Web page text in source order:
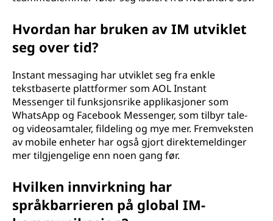
Hvordan har bruken av IM utviklet
seg over tid?
Instant messaging har utviklet seg fra enkle
tekstbaserte plattformer som AOL Instant
Messenger til funksjonsrike applikasjoner som
WhatsApp og Facebook Messenger, som tilbyr tale-
og videosamtaler, fildeling og mye mer. Fremveksten
av mobile enheter har også gjort direktemeldinger
mer tilgjengelige enn noen gang før.
Hvilken innvirkning har
språkbarrieren på global IM-